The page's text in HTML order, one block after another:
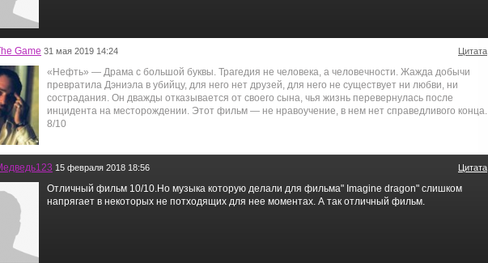
Game 31 мая 2019 14:24 Цитата
«Нефть» — Драма с большой буквы. Трагедия не человека, а человечности. Жажда добычи
превратила Дэниэла в убийцу, для него нет друзей, для него не существует ни любви, ни
сострадания. Он дважды отказывается от своего сына, чья жизнь перевернулась после
инцидента на месторождении. Этот фильм — не нравоучение, в нем нет справедливого конца.
8/10
15 февраля 2018 18:56 Цитата
Отличный фильм 10/10.Но музыка которую делали для фильма" Imagine dragon" слишком
напрягает в некоторых не потходящих для нее моментах. А так отличный фильм.